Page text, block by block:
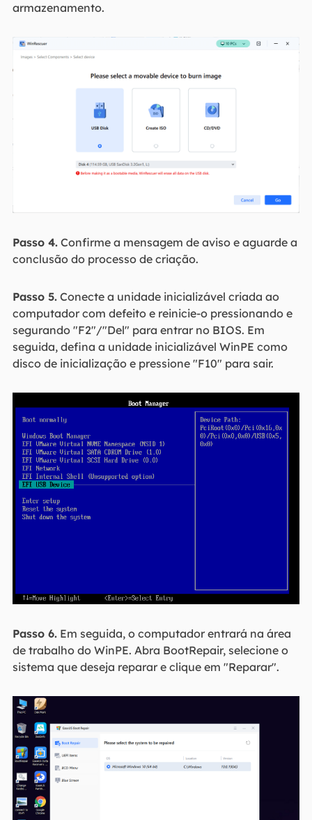
armazenamento.
Passo 4.Confirme a mensagem de aviso e aguarde a
conclusão do processo de criação.
Passo 5.Conecte a unidade inicializável criada ao
computador com defeito e reinicie-o pressionando e
segurando "F2"/"Del" para entrar no BIOS. Em
seguida, defina a unidade inicializável WinPE como
disco de inicialização e pressione "F10" para sair.
Passo 6.Em seguida, o computador entrará na área
de trabalho do WinPE. Abra BootRepair, selecione o
sistema que deseja reparar e clique em "Reparar".